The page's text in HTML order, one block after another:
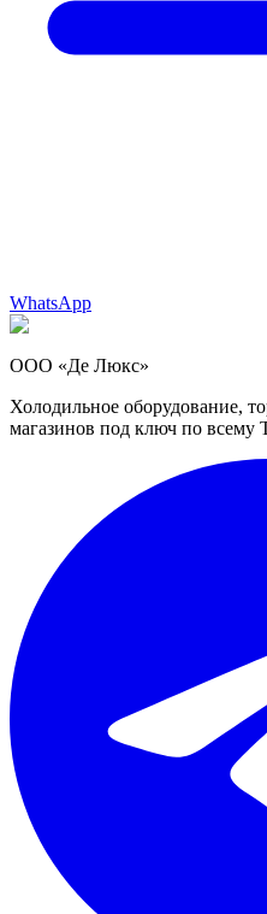
WhatsApp
ООО «Де Люкс»
Холодильное оборудование,
магазинов под ключ по всему